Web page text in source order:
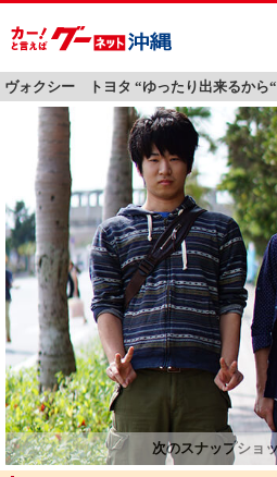
ヴォクシー トヨタ “ゆったり出来るから“